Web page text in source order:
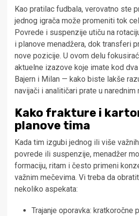
Kao pratilac fudbala, verovatno ste
jednog igrača može promeniti tok
Povrede i suspenzije utiču na
i planove menadžera, dok transferi
nove pozicije. U ovom delu
aktuelne izazove koje imate kod
Bajern i Milan — kako biste lakše
navijači i analitičari prate u narednim
Kako frakture i
planove tima
Kada tim izgubi jednog ili više
povrede ili suspenzije, menadžer
formaciju, ritam i često primeni
važnim mečevima. Vi treba da
nekoliko aspekata:
Trajanje oporavka: kratkoročne